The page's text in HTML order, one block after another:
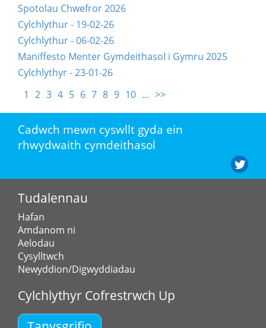
Spotolau Chwefror 2026
Cylchlythur - 19-02-26
Cylchlythur - 06-02-26
Maniffesto Menter Gymdeithasol i Gymru 2025
Cylchlythyr - 23-01-26
1 2 3 4 5 6 7 8 9 10 ... >>
Cadwch mewn cyswllt gyda ein
rhwydwaith cymdeithasol
Tudalennau
Hafan
Amdanom ni
Aelodau
Cysylltwch
Newyddion/Digwyddiadau
Cylchlythyr Cofrestrwch Up